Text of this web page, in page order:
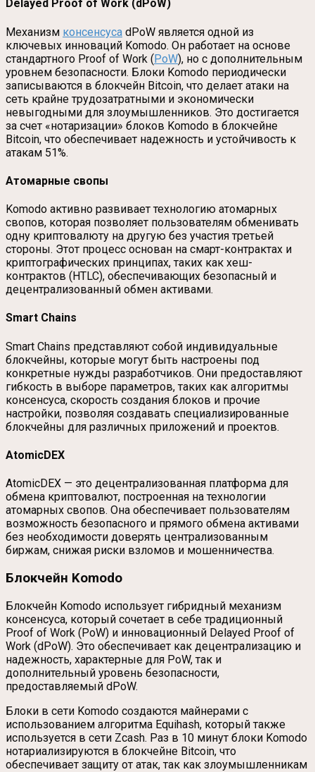
Delayed Proof of Work (dPoW)
Механизм консенсуса dPoW является одной из
ключевых инноваций Komodo. Он работает на основе
стандартного Proof of Work (PoW), но с дополнительным
уровнем безопасности. Блоки Komodo периодически
записываются в блокчейн Bitcoin, что делает атаки на
сеть крайне трудозатратными и экономически
невыгодными для злоумышленников. Это достигается
за счет «нотаризации» блоков Komodo в блокчейне
Bitcoin, что обеспечивает надежность и устойчивость к
атакам 51%.
Атомарные свопы
Komodo активно развивает технологию атомарных
свопов, которая позволяет пользователям обменивать
одну криптовалюту на другую без участия третьей
стороны. Этот процесс основан на смарт-контрактах и
криптографических принципах, таких как хеш-
контрактов (HTLC), обеспечивающих безопасный и
децентрализованный обмен активами.
Smart Chains
Smart Chains представляют собой индивидуальные
блокчейны, которые могут быть настроены под
конкретные нужды разработчиков. Они предоставляют
гибкость в выборе параметров, таких как алгоритмы
консенсуса, скорость создания блоков и прочие
настройки, позволяя создавать специализированные
блокчейны для различных приложений и проектов.
AtomicDEX
AtomicDEX — это децентрализованная платформа для
обмена криптовалют, построенная на технологии
атомарных свопов. Она обеспечивает пользователям
возможность безопасного и прямого обмена активами
без необходимости доверять централизованным
биржам, снижая риски взломов и мошенничества.
Блокчейн Komodo
Блокчейн Komodo использует гибридный механизм
консенсуса, который сочетает в себе традиционный
Proof of Work (PoW) и инновационный Delayed Proof of
Work (dPoW). Это обеспечивает как децентрализацию и
надежность, характерные для PoW, так и
дополнительный уровень безопасности,
предоставляемый dPoW.
Блоки в сети Komodo создаются майнерами с
использованием алгоритма Equihash, который также
используется в сети Zcash. Раз в 10 минут блоки Komodo
нотариализируются в блокчейне Bitcoin, что
обеспечивает защиту от атак, так как злоумышленникам